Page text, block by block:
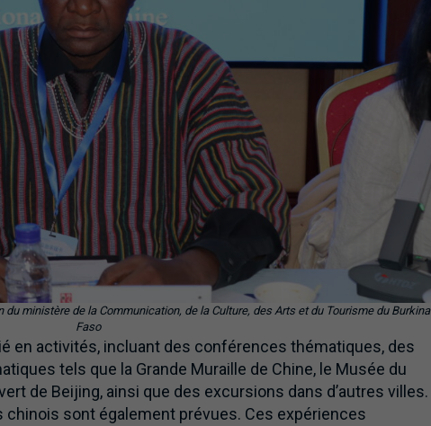
ministère de la Communication, de la Culture, des Arts et du Tourisme du Burkina
Faso
en activités, incluant des conférences thématiques, des
tels que la Grande Muraille de Chine, le Musée du
de Beijing, ainsi que des excursions dans d’autres villes.
chinois sont également prévues. Ces expériences